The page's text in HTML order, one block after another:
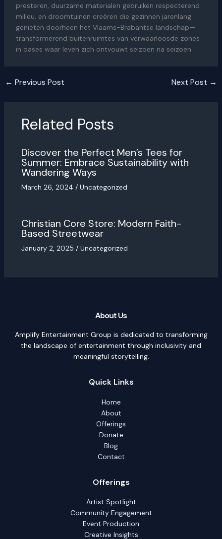
presteren, duurzame materialen gebruiken respecterend
milieu, en droomtuinen creëren die gezinnen jarenlang
genieten doorheen het Vlaams-Brabantse landschap—
transformerend buitenruimtes van verwaarloosde zones
in oases waar leven zich ontvouwt seizoen na seizoen.
← Previous Post Next Post →
Related Posts
Discover the Perfect Men’s Tees for
Summer: Embrace Sustainability with
Wandering Ways
March 26, 2024 / Uncategorized
Christian Core Store: Modern Faith-
Based Streetwear
January 2, 2025 / Uncategorized
About Us
Amplify Entertainment Group is dedicated to transforming
the landscape of entertainment through inclusivity and
meaningful storytelling.
Quick Links
Home
About
Offerings
Donate
Blog
Contact
Offerings
Artist Spotlight
Community Engagement
Event Production
Creative Insights